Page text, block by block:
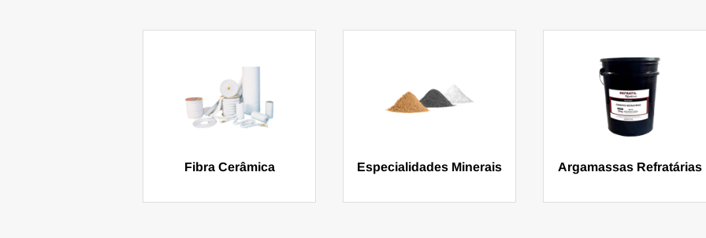
Fibra Cerâmica Especialidades Minerais Argamassas Refratárias